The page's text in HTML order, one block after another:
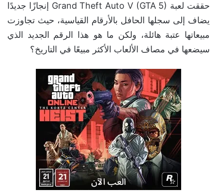
حققت لعبة Grand Theft Auto V (GTA 5) إنجازًا جديدًا
يضاف إلى سجلها الحافل بالأرقام القياسية، حيث تجاوزت
مبيعاتها عتبة هائلة، ولكن ما هو هذا الرقم الجديد الذي
سيضعها في مصاف الألعاب الأكثر مبيعًا في التاريخ؟